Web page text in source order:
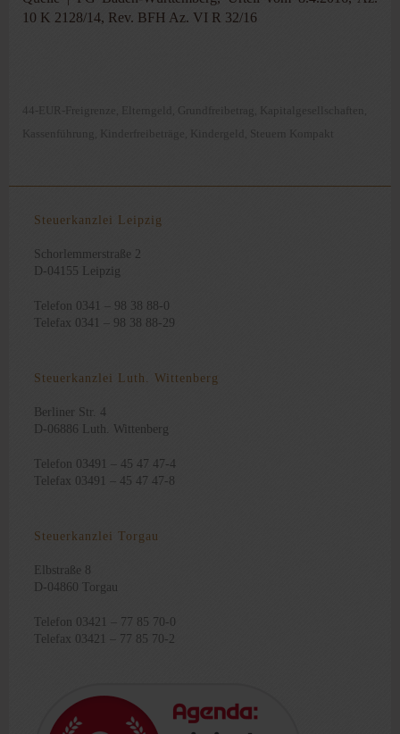
10 K 2128/14, Rev. BFH Az. VI R 32/16
44-EUR-Freigrenze Elterngeld Grundfreibetrag Kapitalgesellschaften
Kassenführung Kinderfreibeträge Kindergeld Steuern Kompakt
Steuerkanzlei Leipzig
Schorlemmerstraße 2
D-04155 Leipzig
Telefon 0341 – 98 38 88-0
Telefax 0341 – 98 38 88-29
Steuerkanzlei Luth. Wittenberg
Berliner Str. 4
D-06886 Luth. Wittenberg
Telefon 03491 – 45 47 47-4
Telefax 03491 – 45 47 47-8
Steuerkanzlei Torgau
Elbstraße 8
D-04860 Torgau
Telefon 03421 – 77 85 70-0
Telefax 03421 – 77 85 70-2